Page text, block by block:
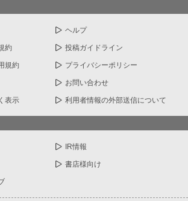
ヘルプ
約 投稿ガイドライン
規約 プライバシーポリシー
お問い合わせ
表示 利用者情報の外部送信について
IR情報
書店様向け